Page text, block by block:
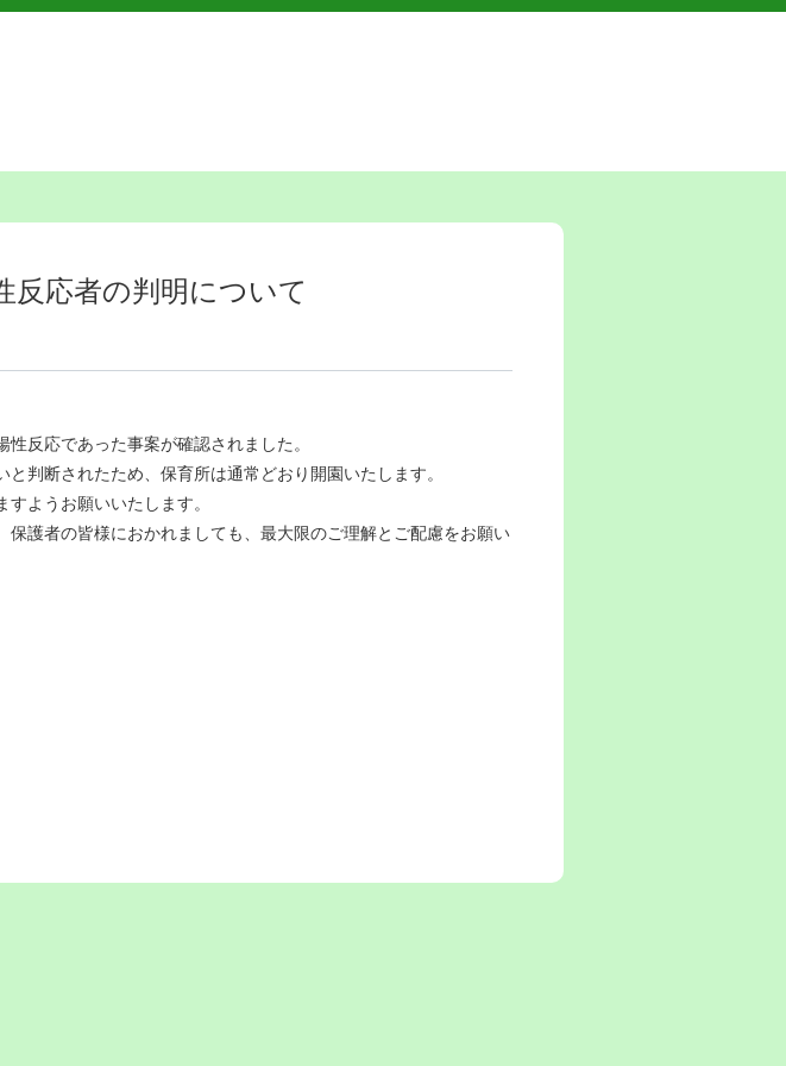
反応者の判明について
反応であった事案が確認されました。
判断されたため、保育所は通常どおり開園いたします。
ようお願いいたします。
護者の皆様におかれましても、最大限のご理解とご配慮をお願い